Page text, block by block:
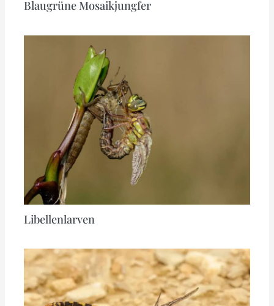
Blaugrüne Mosaikjungfer
Libellenlarven